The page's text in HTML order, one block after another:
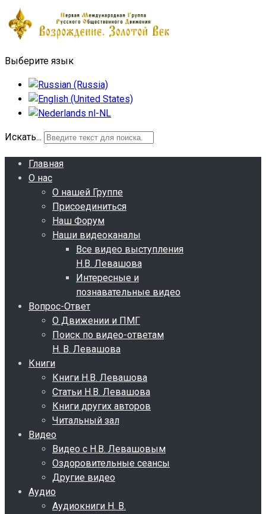
Выберите язык
Искать...
Главная
О нас
О нашей Группе
Присоединиться
Наш Форум
Наши видеоканалы
Все видео выступления
Н.В. Левашова
Интересные и
познавательные видео
Вопрос-Ответ
О Движении и ПМГ
Поиск по видео-ответам
Н. В. Левашова
Книги
Книги Н.В. Левашова
Статьи Н.В. Левашова
Книги других авторов
Читальный зал
Видео
Видео с Н.В. Левашовым
Оздоровительные сеансы
Другие видео
Аудио
Аудиокниги Н. В.